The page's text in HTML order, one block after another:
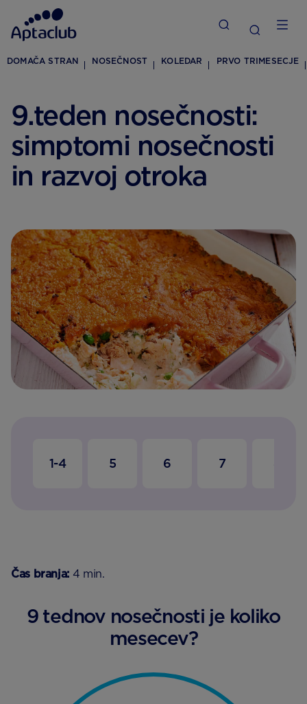
DOMAČA STRAN NOSEČNOST KOLEDAR PRVO TRIMESECJE
9.teden nosečnosti:
simptomi nosečnosti
in razvoj otroka
1-4 5 6 7
Čas branja: 4 min.
9 tednov nosečnosti je koliko
mesecev?